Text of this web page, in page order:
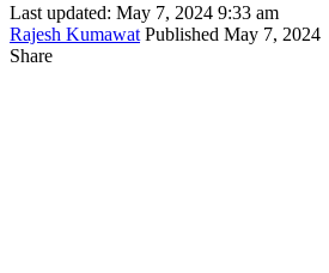
Last updated: May 7, 2024 9:33 am
Rajesh Kumawat Published May 7, 2024
Share